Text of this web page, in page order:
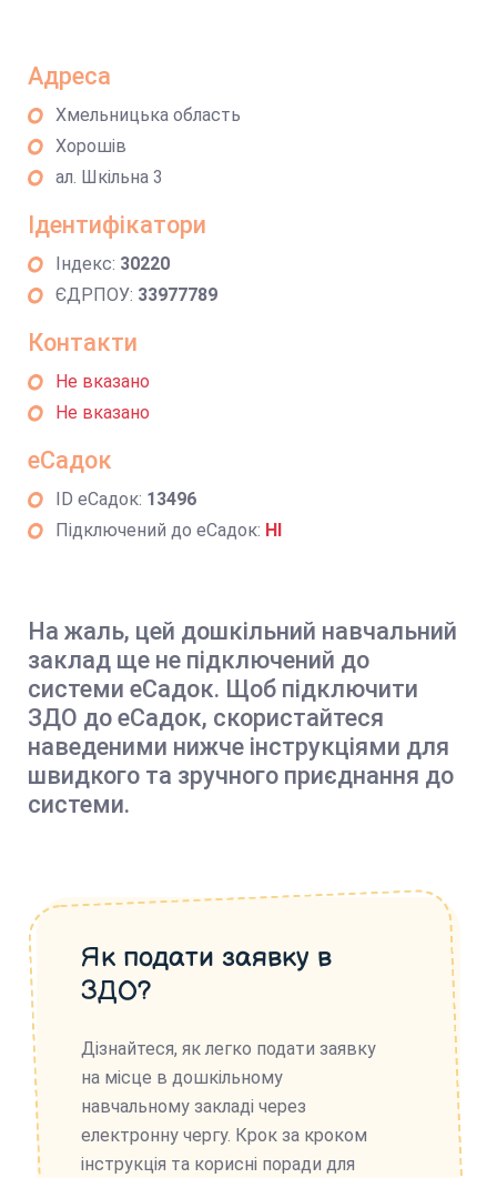
Адреса
Хмельницька область
Хорошів
ал. Шкільна 3
Ідентифікатори
Індекс: 30220
ЄДРПОУ: 33977789
Контакти
Не вказано
Не вказано
еСадок
ID еСадок: 13496
Підключений до еСадок: НІ
На жаль, цей дошкільний навчальний
заклад ще не підключений до
системи еСадок. Щоб підключити
ЗДО до еСадок, скористайтеся
наведеними нижче інструкціями для
швидкого та зручного приєднання до
системи.
Як подати заявку в
ЗДО?
Дізнайтеся, як легко подати заявку
на місце в дошкільному
навчальному закладі через
електронну чергу. Крок за кроком
інструкція та корисні поради для